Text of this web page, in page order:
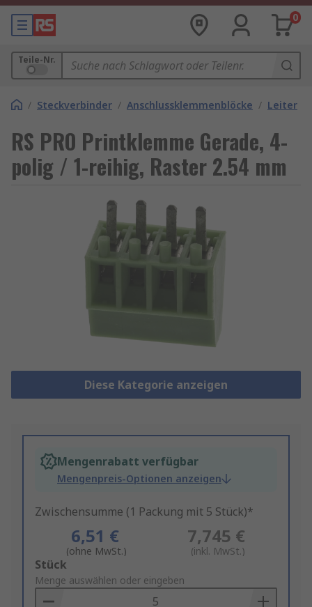
0
Teile-Nr.
/ Steckverbinder / Anschlussklemmenblöcke /
RS PRO Printklemme Gerade, 4-
polig / 1-reihig, Raster 2.54 mm
Diese Kategorie anzeigen
Mengenrabatt verfügbar
Mengenpreis-Optionen anzeigen
Zwischensumme (1 Packung mit 5 Stück)*
6,51 €
(ohne MwSt.)
7,745 €
(inkl. MwSt.)
Add
to
Basket
Stück
Menge auswählen oder eingeben